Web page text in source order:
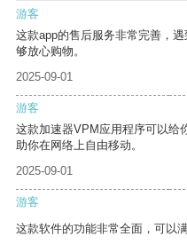
游客
这款app的售后服务非常完善，
够放心购物。
2025-09-01
游客
这款加速器VPM应用程序可以给
助你在网络上自由移动。
2025-09-01
游客
这款软件的功能非常全面，可以